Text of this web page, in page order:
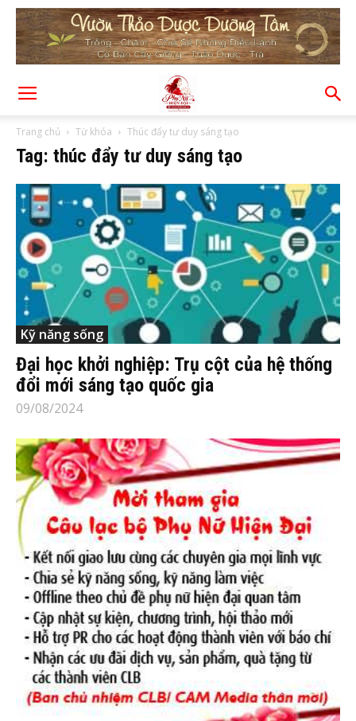
Trang chủ Từ khóa Thúc đẩy tư duy sáng tạo
Tag: thúc đẩy tư duy sáng tạo
Kỹ năng sống
Đại học khởi nghiệp: Trụ cột của hệ thống
đổi mới sáng tạo quốc gia
09/08/2024